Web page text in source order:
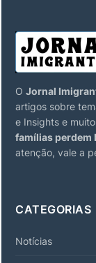
O Jornal
artigos sobre
e Insights e
famílias perdem
atenção, vale a
CATEGORIAS
Notícias